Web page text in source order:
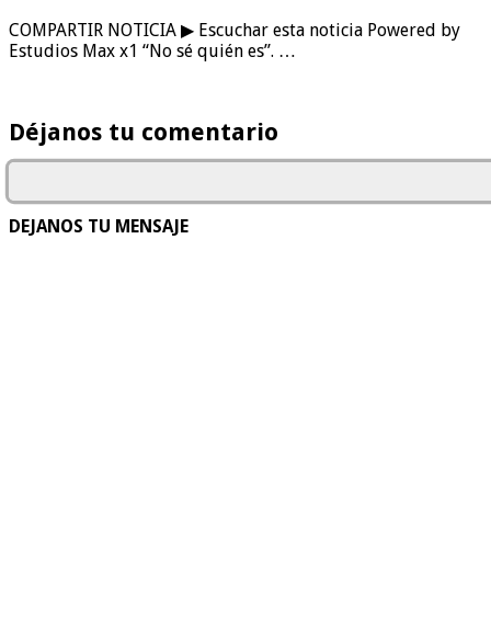
COMPARTIR NOTICIA ▶ Escuchar esta noticia Powered by
Estudios Max x1 “No sé quién es”. …
Déjanos tu comentario
DEJANOS TU MENSAJE